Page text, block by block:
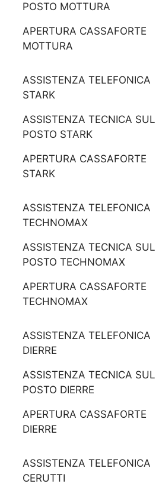
POSTO MOTTURA
APERTURA CASSAFORTE
MOTTURA
ASSISTENZA TELEFONICA
STARK
ASSISTENZA TECNICA SUL
POSTO STARK
APERTURA CASSAFORTE
STARK
ASSISTENZA TELEFONICA
TECHNOMAX
ASSISTENZA TECNICA SUL
POSTO TECHNOMAX
APERTURA CASSAFORTE
TECHNOMAX
ASSISTENZA TELEFONICA
DIERRE
ASSISTENZA TECNICA SUL
POSTO DIERRE
APERTURA CASSAFORTE
DIERRE
ASSISTENZA TELEFONICA
CERUTTI